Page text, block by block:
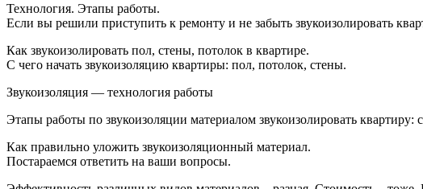
Технология. Этапы работы.
Если вы решили приступить к ремонту и не забыть звукоизолировать
Как звукоизолировать пол, стены, потолок в квартире.
С чего начать звукоизоляцию квартиры: пол, потолок, стены.
Звукоизоляция — технология работы
Этапы работы по звукоизоляции материалом звукоизолировать квартиру:
Как правильно уложить звукоизоляционный материал.
Постараемся ответить на ваши вопросы.